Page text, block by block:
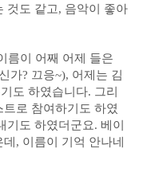
것도 같고, 음악이 좋아
름이 어째 어제 들은
가? 끄응~), 어제는 김
도 하였습니다. 그리
로 참여하기도 하였
기도 하였더군요. 베이
, 이름이 기억 안나네